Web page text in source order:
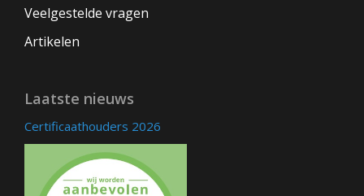
Veelgestelde vragen
Artikelen
Laatste nieuws
Certificaathouders 2026